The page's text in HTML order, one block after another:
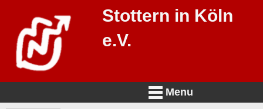
Stottern in Köln
e.V.
Menu